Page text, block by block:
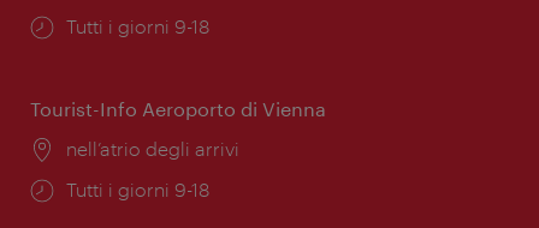
Orari
Tutti i giorni 9-18
Tourist-Info Aeroporto di Vienna
Posizione:
nell’atrio degli arrivi
Orari
Tutti i giorni 9-18